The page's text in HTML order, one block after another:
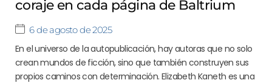
coraje en cada página de Baltrium
6 de agosto de 2025
En el universo de la autopublicación, hay autoras que no solo
crean mundos de ficción, sino que también construyen sus
propios caminos con determinación. Elizabeth Kaneth es una